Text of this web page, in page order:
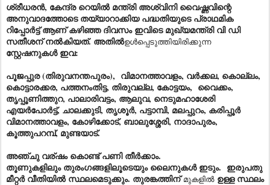
ശ്രീധരൻ, കേന്ദ്ര റെയിൽ മന്ത്രി അശ്വിനി വൈഷ്ണവിന്റെ
അനുവാദത്തോടെ തയ്യാറാക്കിയ പദ്ധതിയുടെ പ്രാഥമിക
റിപ്പോർട്ട് ആണ് കഴിഞ്ഞ ദിവസം ഇവിടെ മുഖ്യമന്ത്രി വി ഡി
സതീശന് നൽകിയത്. അതിൽഉൾപ്പെടുത്തിയിരിക്കുന്ന
സ്റ്റേഷനുകൾ ഇവ:
പൂജപ്പുര (തിരുവനന്തപുരം), വിമാനത്താവളം, വർക്കല, കൊല്ലം,
കൊട്ടാരക്കര, പത്തനംതിട്ട, തിരുവല്ല, കോട്ടയം, വൈക്കം,
തൃപ്പൂണിത്തുറ, പാലാരിവട്ടം, ആലുവ, നെടുമഹാശേരി
എയർപോർട്ട്, ചാലക്കുടി, തൃശൂർ, പട്ടാമ്പി, മലപ്പുറം, കരിപ്പൂർ
വിമാനത്താവളം, കോഴിക്കോട്, ബാലുശ്ശേരി, നാദാപുരം,
കൂത്തുപറമ്പ്, മുണ്ടയാട്.
അഞ്ചു വര്ഷം കൊണ്ട് പണി തീർക്കാം.
തൂണുകളിലും തുരംഗങ്ങളിലൂടെയും ലൈനുകൾ ഇടും. ഇരുപതു
മീറ്റർ വീതിയിൽ സ്ഥലമെടുക്കും. തുരങ്കത്തിന്മുകളിൽഉള്ള സ്ഥലം